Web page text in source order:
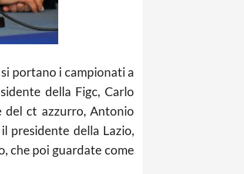
portano i campionati a
della Figc, Carlo
del ct azzurro, Antonio
presidente della Lazio,
che poi guardate come